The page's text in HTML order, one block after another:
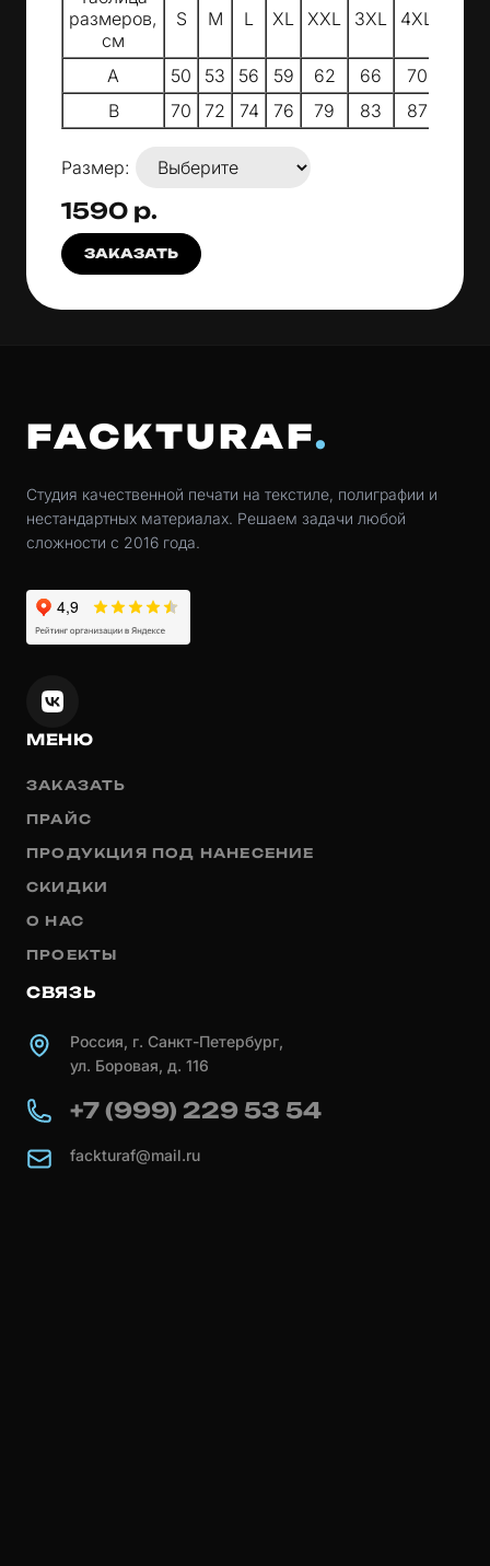
размеров,
см
S M L XL XXL 3XL 4XL
A 50 53 56 59 62 66 70
B
70 72 74 76 79 83 87
Размер:
1590 р.
ЗАКАЗАТЬ
FACKTURAF
Студия качественной печати на текстиле, полиграфии и
нестандартных материалах. Решаем задачи любой
сложности с 2016 года.
МЕНЮ
ЗАКАЗАТЬ
ПРАЙС
ПРОДУКЦИЯ ПОД НАНЕСЕНИЕ
СКИДКИ
О НАС
ПРОЕКТЫ
СВЯЗЬ
Россия, г. Санкт-Петербург,
ул. Боровая, д. 116
+7 (999) 229 53 54
fackturaf@mail.ru